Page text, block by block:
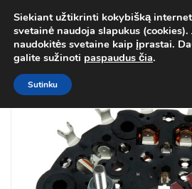
Atgal įKategorija
Siekiant užtikrinti kokybišką
svetainė naudoja slapukus
naudokitės svetaine kaip įprastai.
galite sužinoti paspaudus čia.
Sutinku